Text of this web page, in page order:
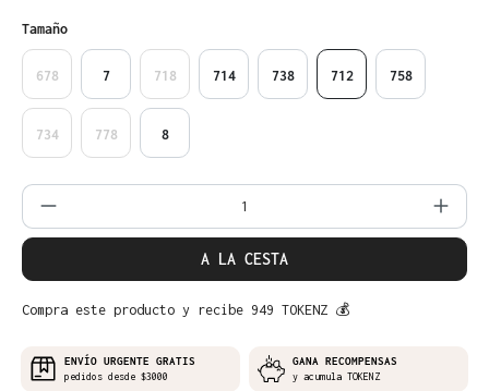
Seleccione
Tamaño
678 7 718 714 738 712 758
734 778 8
Cantidad del producto: introduce la
A LA CESTA
Compra este producto y recibe 949 TOKENZ 💰
ENVÍO URGENTE GRATIS
pedidos desde $3000
GANA RECOMPENSAS
y acumula TOKENZ